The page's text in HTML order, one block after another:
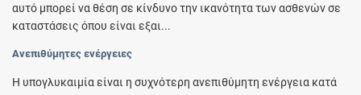
αυτό μπορεί να θέση σε κίνδυνο την ικανότητα των ασθενών σε
καταστάσεις όπου είναι εξαι...
Ανεπιθύμητες ενέργειες
Η υπογλυκαιμία είναι η συχνότερη ανεπιθύμητη ενέργεια κατά